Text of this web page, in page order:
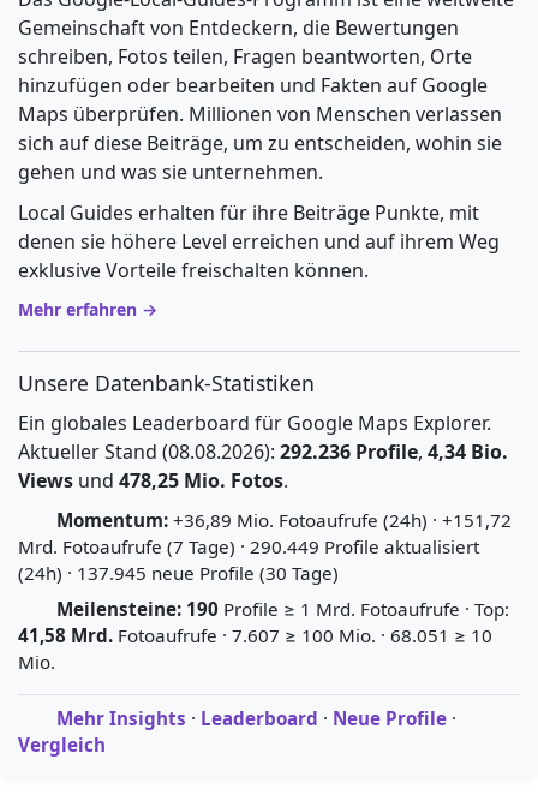
Gemeinschaft von Entdeckern, die Bewertungen
schreiben, Fotos teilen, Fragen beantworten, Orte
hinzufügen oder bearbeiten und Fakten auf Google
Maps überprüfen. Millionen von Menschen verlassen
sich auf diese Beiträge, um zu entscheiden, wohin sie
gehen und was sie unternehmen.
Local Guides erhalten für ihre Beiträge Punkte, mit
denen sie höhere Level erreichen und auf ihrem Weg
exklusive Vorteile freischalten können.
Mehr erfahren →
Unsere Datenbank-Statistiken
Ein globales Leaderboard für Google Maps Explorer.
Aktueller Stand (08.08.2026): 292.236 Profile, 4,34 Bio.
Views und 478,25 Mio. Fotos.
Momentum: +36,89 Mio. Fotoaufrufe (24h) · +151,72
Mrd. Fotoaufrufe (7 Tage) · 290.449 Profile aktualisiert
(24h) · 137.945 neue Profile (30 Tage)
Meilensteine: 190 Profile ≥ 1 Mrd. Fotoaufrufe · Top:
41,58 Mrd. Fotoaufrufe · 7.607 ≥ 100 Mio. · 68.051 ≥ 10
Mio.
Mehr Insights · Leaderboard · Neue Profile ·
Vergleich